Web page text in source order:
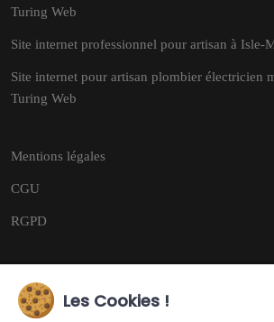
Turing Web
Site internet professionnel pour artisan à Isle-
Site internet pour artisan plombier électricien
Turing Web
Mentions légales
CGU
RGPD
Les Cookies !